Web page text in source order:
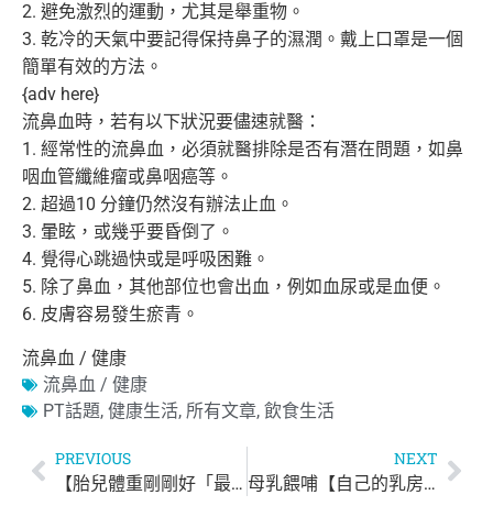
2. 避免激烈的運動，尤其是舉重物。
3. 乾冷的天氣中要記得保持鼻子的濕潤。 戴上口罩是一個
簡單有效的方法。
{adv here}
流鼻血時，若有以下狀況要儘速就醫：
1. 經常性的流鼻血，必須就醫排除是否有潛在問題， 如鼻
咽血管纖維瘤或鼻咽癌等。
2. 超過10 分鐘仍然沒有辦法止血。
3. 暈眩，或幾乎要昏倒了。
4. 覺得心跳過快或是呼吸困難。
5. 除了鼻血，其他部位也會出血，例如血尿或是血便。
6. 皮膚容易發生瘀青。
流鼻血 / 健康
流鼻血 / 健康
PT話題, 健康生活, 所有文章, 飲食生活
PREVIOUS
【胎兒體重剛剛好「最好」】
NEXT
母乳餵哺【自己的乳房脹痛自己緩解】